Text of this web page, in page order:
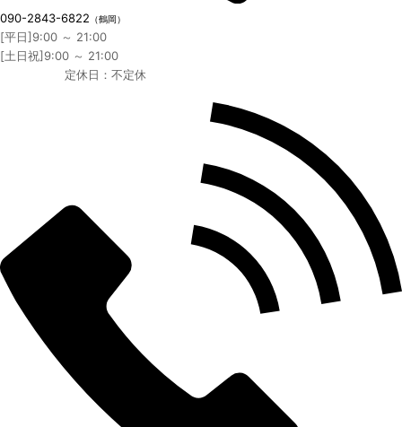
090-2843-6822 （鶴岡）
[平日]9:00 ～ 21:00
[土日祝]9:00 ～ 21:00
定休日：不定休